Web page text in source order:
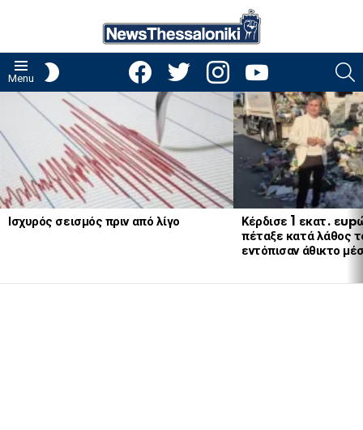
Menu
facebooktwitter instagramyoutube
LATEST
STORIES
Ισχυρός σεισμός πριν από λίγο
Κέρδισε 1 εκατ.
πέταξε κατά λάθος
εντόπισαν άθικτο